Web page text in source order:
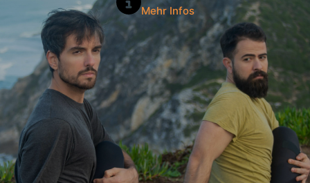
Mehr Infos